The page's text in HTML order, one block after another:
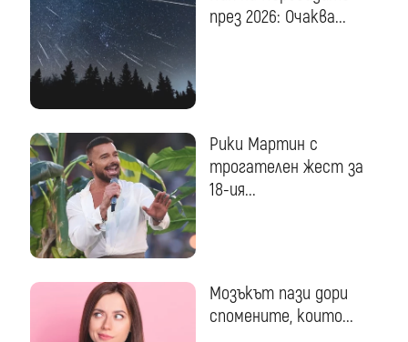
през 2026: Очаква...
Рики Мартин с
трогателен жест за
18-ия...
Мозъкът пази дори
спомените, които...